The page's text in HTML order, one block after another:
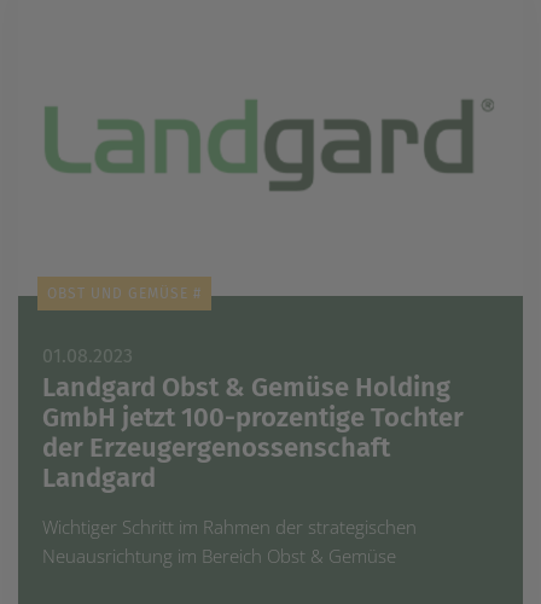
OBST UND GEMÜSE #
01.08.2023
Landgard Obst & Gemüse Holding
GmbH jetzt 100-prozentige Tochter
der Erzeugergenossenschaft
Landgard
Wichtiger Schritt im Rahmen der strategischen
Neuausrichtung im Bereich Obst & Gemüse